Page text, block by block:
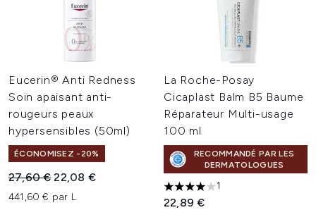
Eucerin® Anti Redness
Soin apaisant anti-
rougeurs peaux
hypersensibles (50ml)
ÉCONOMISEZ -20%
Prix de vente :
27,60 €Prix ​​actuel :
22,08 €
441,60 € par L
La Roche-Posay
Cicaplast Balm B5 Baume
Réparateur Multi-usage
100 ml
RECOMMANDÉ PAR LES
DERMATOLOGUES
4 étoiles sur un maximum de
1
22,89 €